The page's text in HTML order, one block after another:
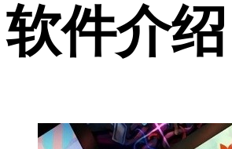
软件介绍